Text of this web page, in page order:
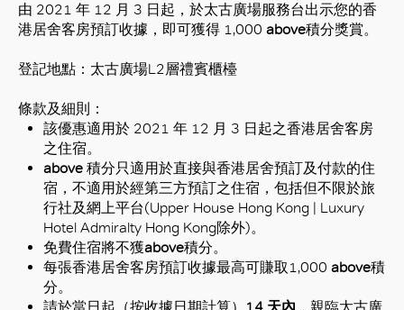
由 2021 年 12 月 3 日起，於太古廣場服務台出示您的香
港居舍客房預訂收據，即可獲得 1,000 above積分獎賞。
登記地點：太古廣場L2層禮賓櫃檯
條款及細則：
該優惠適用於 2021 年 12 月 3 日起之香港居舍客房
之住宿。
above 積分只適用於直接與香港居舍預訂及付款的住
宿，不適用於經第三方預訂之住宿，包括但不限於旅
行社及網上平台(Upper House Hong Kong | Luxury
Hotel Admiralty Hong Kong除外)。
免費住宿將不獲above積分。
每張香港居舍客房預訂收據最高可賺取1,000 above積
分。